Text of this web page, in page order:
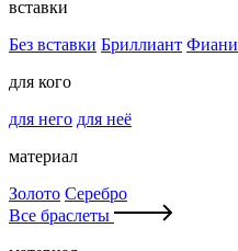
вставки
Без вставки Бриллиант
для кого
для него для неё
материал
Золото Серебро
Все браслеты